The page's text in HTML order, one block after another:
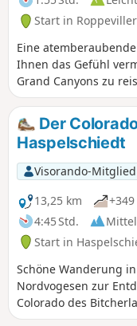
Kindern, die gerne
Start in
Eine
Ihnen das Gefühl
Grand Canyons zu
viele Wanderer
Familienwanderung
denen man im
picknicken kann.
Der
Haspelschiedt
Visorando-Mitglied
13,25 km
4:45 Std.
Mittel
Start in
Schöne Wanderung
Nordvogesen zur
Colorado des